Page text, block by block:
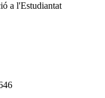
a l'Estudiantat